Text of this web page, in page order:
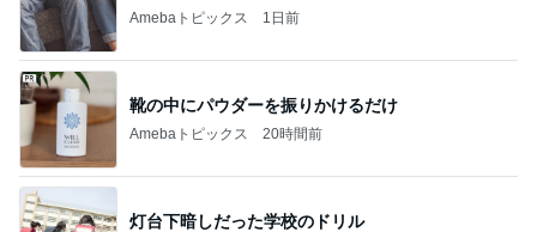
Amebaトピックス 1日前
靴の中にパウダーを振りかけるだけ
Amebaトピックス 20時間前
灯台下暗しだった学校のドリル